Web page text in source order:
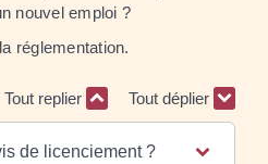
nouvel emploi ?
réglementation.
Tout replier Tout déplier
de licenciement ?